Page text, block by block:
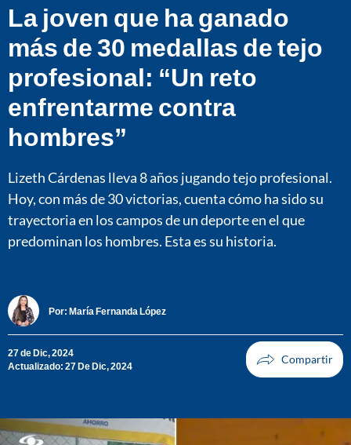
La joven que ha ganado
más de 30 medallas de tejo
profesional: “Un reto
enfrentarme contra
hombres”
Lizeth Cárdenas lleva 8 años jugando tejo profesional.
Hoy, con más de 30 victorias, cuenta cómo ha sido su
trayectoria en los campos de un deporte en el que
predominan los hombres. Esta es su historia.
Por: María Fernanda López
27 de Dic, 2024
Actualizado: 27 De Dic, 2024